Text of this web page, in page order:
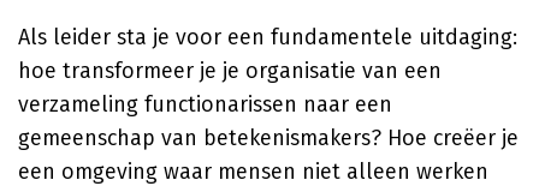
Als leider sta je voor een fundamentele uitdaging:
hoe transformeer je je organisatie van een
verzameling functionarissen naar een
gemeenschap van betekenismakers? Hoe creëer je
een omgeving waar mensen niet alleen werken